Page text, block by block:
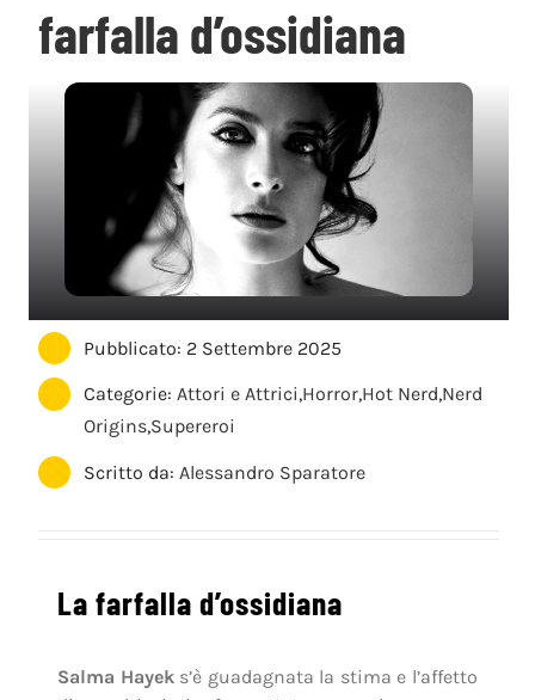
farfalla d’ossidiana
Pubblicato: 2 Settembre 2025
Categorie:Attori e Attrici,Horror,Hot Nerd,Nerd
Origins,Supereroi
Scritto da: Alessandro Sparatore
La farfalla d’ossidiana
Salma Hayeks’è guadagnata la stima e l’affetto